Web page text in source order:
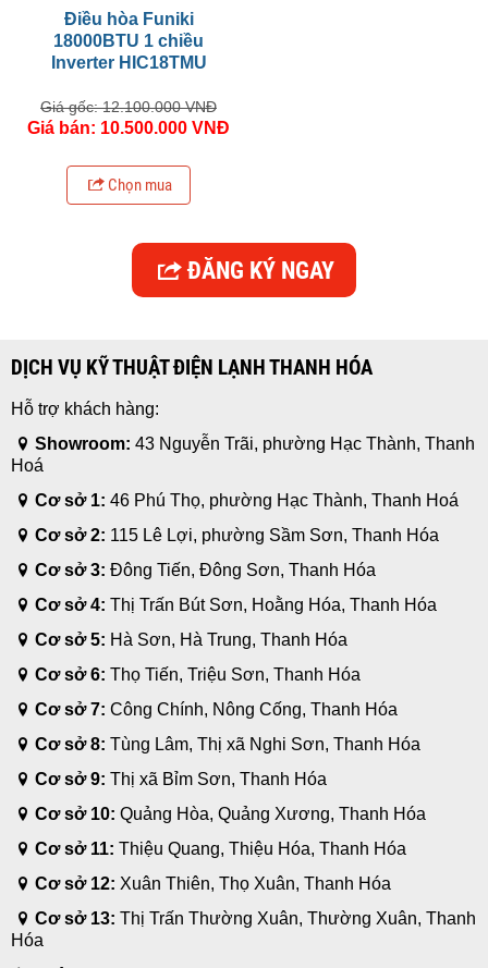
Điều hòa Funiki
18000BTU 1 chiều
Inverter HIC18TMU
Giá gốc: 12.100.000 VNĐ
Giá bán: 10.500.000 VNĐ
Chọn mua
ĐĂNG KÝ NGAY
DỊCH VỤ KỸ THUẬT ĐIỆN LẠNH THANH HÓA
Hỗ trợ khách hàng:
Showroom: 43 Nguyễn Trãi, phường Hạc Thành, Thanh
Hoá
Cơ sở 1: 46 Phú Thọ, phường Hạc Thành, Thanh Hoá
Cơ sở 2: 115 Lê Lợi, phường Sầm Sơn, Thanh Hóa
Cơ sở 3: Đông Tiến, Đông Sơn, Thanh Hóa
Cơ sở 4: Thị Trấn Bút Sơn, Hoằng Hóa, Thanh Hóa
Cơ sở 5: Hà Sơn, Hà Trung, Thanh Hóa
Cơ sở 6: Thọ Tiến, Triệu Sơn, Thanh Hóa
Cơ sở 7: Công Chính, Nông Cống, Thanh Hóa
Cơ sở 8: Tùng Lâm, Thị xã Nghi Sơn, Thanh Hóa
Cơ sở 9: Thị xã Bỉm Sơn, Thanh Hóa
Cơ sở 10: Quảng Hòa, Quảng Xương, Thanh Hóa
Cơ sở 11: Thiệu Quang, Thiệu Hóa, Thanh Hóa
Cơ sở 12: Xuân Thiên, Thọ Xuân, Thanh Hóa
Cơ sở 13: Thị Trấn Thường Xuân, Thường Xuân, Thanh
Hóa